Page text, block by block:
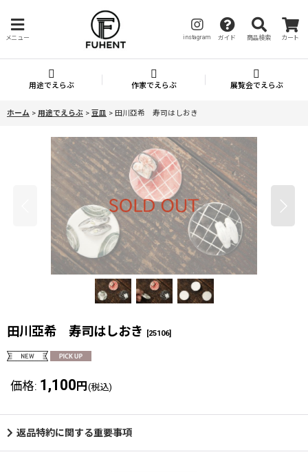
メニュー instagram ガイド 商品検索 カート
用途でえらぶ 作家でえらぶ 展覧会でえらぶ
ホーム > 用途でえらぶ > 豆皿 > 田川亞希 寿司はしおき
田川亞希 寿司はしおき [25106]
価格: 1,100 円 (税込)
返品特約に関する重要事項